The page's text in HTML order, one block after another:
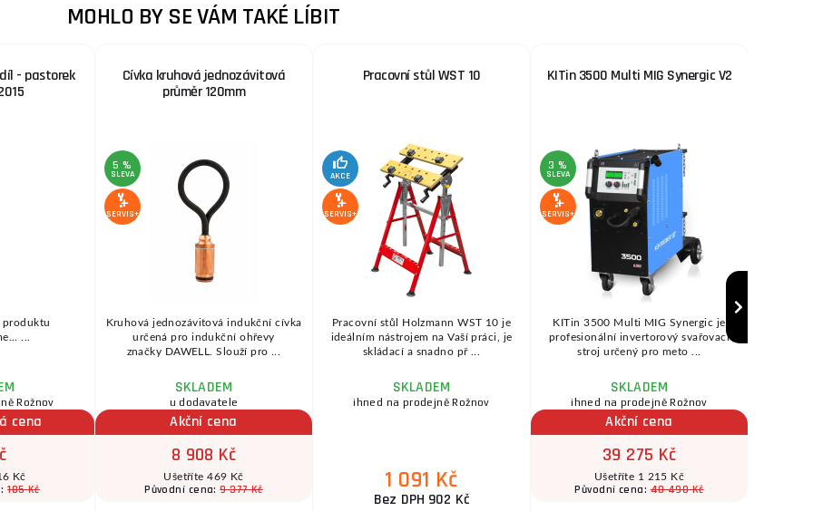
MOHLO BY SE VÁM TAKÉ LÍBIT
- pastorek
produktu
...
Rožnov
cena
Kč
185 Kč
Cívka kruhová jednozávitová
průměr 120mm
5 %
SLEVA
SERVIS+
Kruhová jednozávitová indukční cívka
určená pro indukční ohřevy
značky DAWELL. Slouží pro ...
SKLADEM
u dodavatele
Akční cena
8 908 Kč
Ušetříte 469 Kč
Původní cena:9 377 Kč
Pracovní stůl WST 10
AKCE
SERVIS+
Pracovní stůl Holzmann WST 10 je
ideálním nástrojem na Vaší práci, je
skládací a snadno př ...
SKLADEM
ihned na prodejně Rožnov
1 091 Kč
Bez DPH 902 Kč
KITin 3500 Multi MIG Synergic V2
3 %
SLEVA
SERVIS+
KITin 3500 Multi MIG Synergic je
profesionální invertorový svařovací
stroj určený pro meto ...
SKLADEM
ihned na prodejně Rožnov
Akční cena
39 275 Kč
Ušetříte 1 215 Kč
Původní cena:40 490 Kč